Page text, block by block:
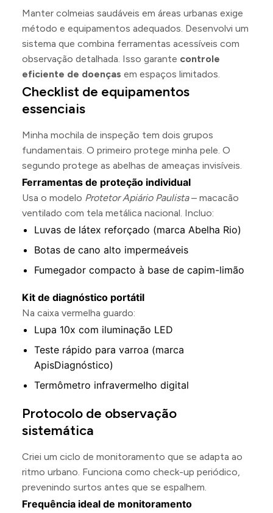
Manter colmeias saudáveis em áreas urbanas exige
método e equipamentos adequados. Desenvolvi um
sistema que combina ferramentas acessíveis com
observação detalhada. Isso garante controle
eficiente de doenças em espaços limitados.
Checklist de equipamentos
essenciais
Minha mochila de inspeção tem dois grupos
fundamentais. O primeiro protege minha pele. O
segundo protege as abelhas de ameaças invisíveis.
Ferramentas de proteção individual
Usa o modelo Protetor Apiário Paulista– macacão
ventilado com tela metálica nacional. Incluo:
Luvas de látex reforçado (marca Abelha Rio)
Botas de cano alto impermeáveis
Fumegador compacto à base de capim-limão
Kit de diagnóstico portátil
Na caixa vermelha guardo:
Lupa 10x com iluminação LED
Teste rápido para varroa (marca
ApisDiagnóstico)
Termômetro infravermelho digital
Protocolo de observação
sistemática
Criei um ciclo de monitoramento que se adapta ao
ritmo urbano. Funciona como check-up periódico,
prevenindo surtos antes que se espalhem.
Frequência ideal de monitoramento